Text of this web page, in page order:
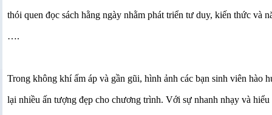
thói quen đọc sách hằng ngày nhằm phát triển tư duy, kiến thức và
….
Trong không khí ấm áp và gần gũi, hình ảnh các bạn sinh viên hào
lại nhiều ấn tượng đẹp cho chương trình. Với sự nhanh nhạy và